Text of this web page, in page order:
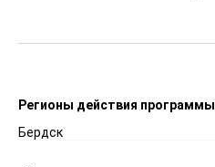
Регионы действия программы
Бердск